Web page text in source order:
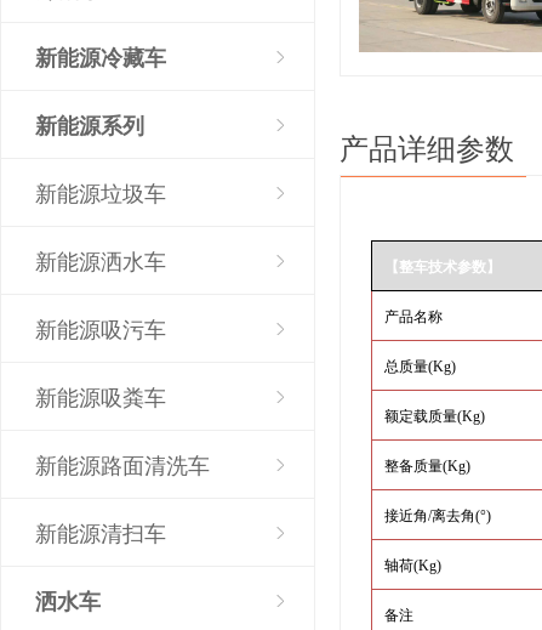
新能源冷藏车
新能源系列
新能源垃圾车
新能源洒水车
新能源吸污车
新能源吸粪车
新能源路面清洗车
新能源清扫车
洒水车
产品详细参数
【整车技术参数】
产品名称
总质量(Kg)
额定载质量(Kg)
整备质量(Kg)
接近角/离去角(°)
轴荷(Kg)
备注